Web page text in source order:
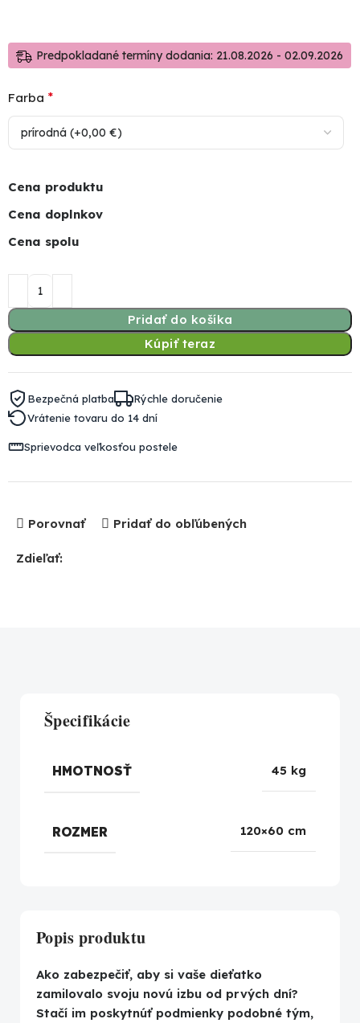
Predpokladané termíny dodania: 21.08.2026 - 02.09.2026
Farba *
Cena produktu
Cena doplnkov
Cena spolu
Pridať do košíka
Kúpiť teraz
Bezpečná platba
Rýchle doručenie
Vrátenie tovaru do 14 dní
Sprievodca veľkosťou postele
Porovnať Pridať do obľúbených
Zdieľať:
Popis produktu
Ako zabezpečiť, aby si vaše dieťatko
zamilovalo svoju novú izbu od prvých dní?
Stačí im poskytnúť podmienky podobné tým,
Špecifikácie
HMOTNOSŤ 45 kg
ROZMER 120×60 cm